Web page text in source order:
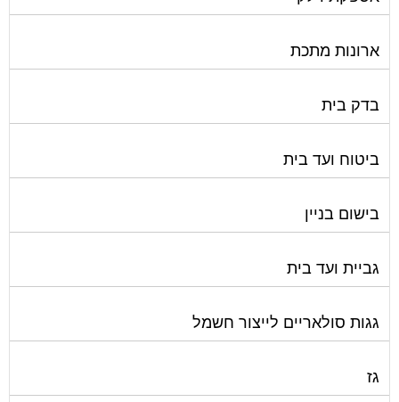
גינון ועיצוב גינות
גנרטורים
דלתות כניסה לבניין
דפיברילטור
הדברה
הנדימן
הרחקת יונים
התחדשות עירונית